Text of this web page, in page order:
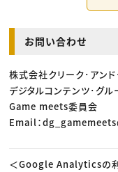
お問い合わせ
株式会社クリーク･アン
デジタルコンテンツ･グル
Game meets委員会
Email：
＜Google Analyticsの